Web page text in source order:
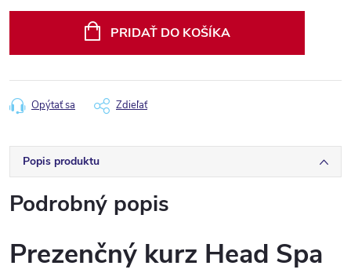
PRIDAŤ DO KOŠÍKA
Opýtať sa Zdieľať
Popis produktu
Podrobný popis
Prezenčný kurz Head Spa